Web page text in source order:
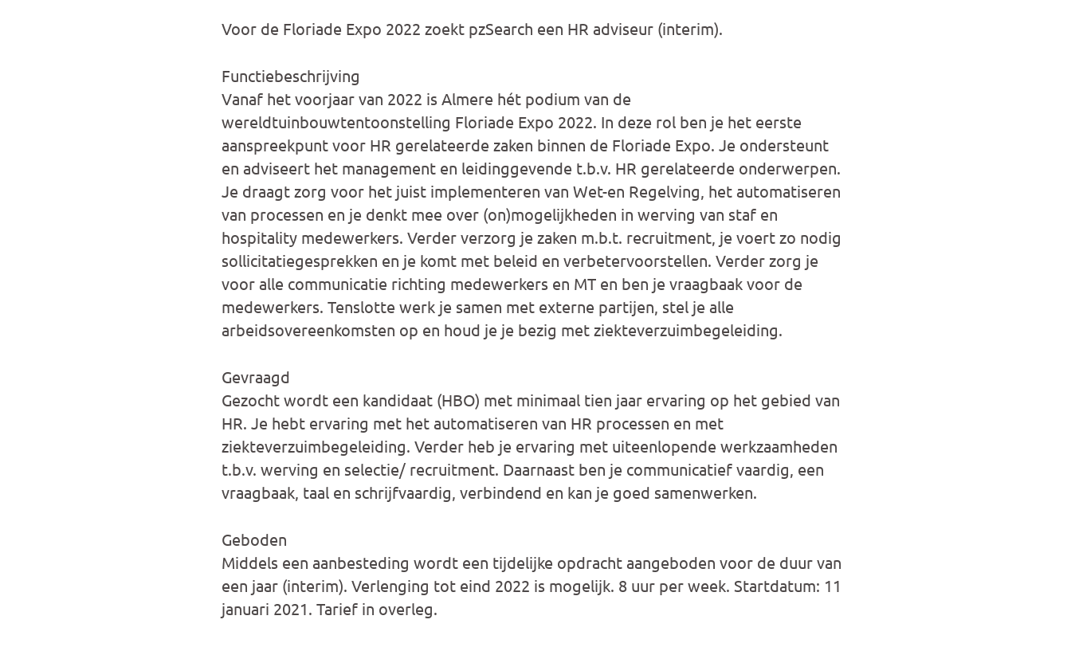
Voor de Floriade Expo 2022 zoekt pzSearch een HR adviseur (interim).
Functiebeschrijving
Vanaf het voorjaar van 2022 is Almere hét podium van de
wereldtuinbouwtentoonstelling Floriade Expo 2022. In deze rol ben je het eerste
aanspreekpunt voor HR gerelateerde zaken binnen de Floriade Expo. Je ondersteunt
en adviseert het management en leidinggevende t.b.v. HR gerelateerde onderwerpen.
Je draagt zorg voor het juist implementeren van Wet-en Regelving, het automatiseren
van processen en je denkt mee over (on)mogelijkheden in werving van staf en
hospitality medewerkers. Verder verzorg je zaken m.b.t. recruitment, je voert zo nodig
sollicitatiegesprekken en je komt met beleid en verbetervoorstellen. Verder zorg je
voor alle communicatie richting medewerkers en MT en ben je vraagbaak voor de
medewerkers. Tenslotte werk je samen met externe partijen, stel je alle
arbeidsovereenkomsten op en houd je je bezig met ziekteverzuimbegeleiding.
Gevraagd
Gezocht wordt een kandidaat (HBO) met minimaal tien jaar ervaring op het gebied van
HR. Je hebt ervaring met het automatiseren van HR processen en met
ziekteverzuimbegeleiding. Verder heb je ervaring met uiteenlopende werkzaamheden
t.b.v. werving en selectie/ recruitment. Daarnaast ben je communicatief vaardig, een
vraagbaak, taal en schrijfvaardig, verbindend en kan je goed samenwerken.
Geboden
Middels een aanbesteding wordt een tijdelijke opdracht aangeboden voor de duur van
een jaar (interim). Verlenging tot eind 2022 is mogelijk. 8 uur per week. Startdatum: 11
januari 2021. Tarief in overleg.